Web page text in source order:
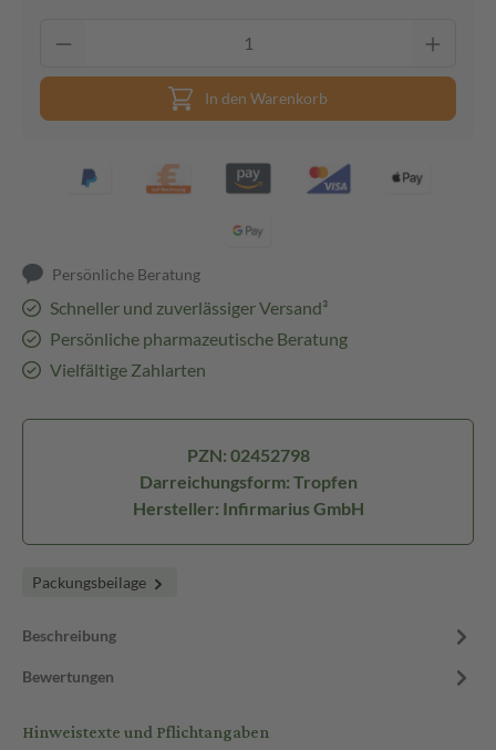
In den Warenkorb
Persönliche Beratung
Schneller und zuverlässiger Versand³
Persönliche pharmazeutische Beratung
Vielfältige Zahlarten
PZN: 02452798
Darreichungsform: Tropfen
Hersteller: Infirmarius GmbH
Packungsbeilage
Beschreibung
Bewertungen
Hinweistexte und Pflichtangaben